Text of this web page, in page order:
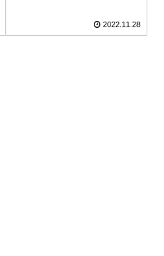
2022.11.28